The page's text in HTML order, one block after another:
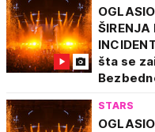
ŠIRENJA
šta se
STARS